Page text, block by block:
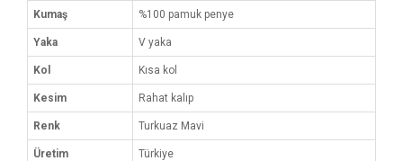
Kumaş %100 pamuk penye
Yaka V yaka
Kol Kısa kol
Kesim Rahat kalıp
Renk Turkuaz Mavi
Üretim Türkiye